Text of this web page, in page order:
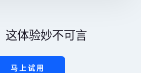
这体验妙不可言
马上试用